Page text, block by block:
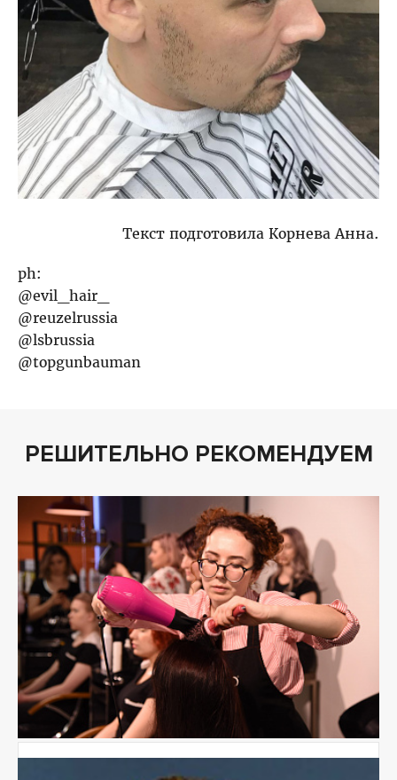
Текст подготовила Корнева Анна.
ph:
@evil_hair_
@reuzelrussia
@lsbrussia
@topgunbauman
РЕШИТЕЛЬНО РЕКОМЕНДУЕМ